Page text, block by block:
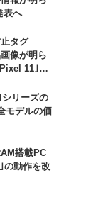
表へ
タグ
像が明ら
11｣な
リーズの
モデルの価
搭載PC
の動作を改